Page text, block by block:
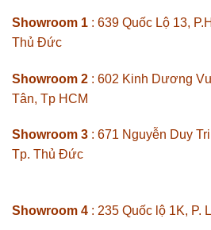
Showroom 1 : 639 Quốc Lộ 13,
Thủ Đức
Showroom 2 : 602 Kinh Dương
Tân, Tp HCM
Showroom 3 : 671 Nguyễn Duy
Tp. Thủ Đức
Showroom 4 : 235 Quốc lộ 1K, P.